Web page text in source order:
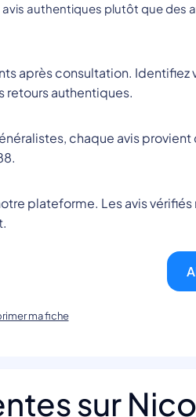
authentiques plutôt que des
après consultation. Identifiez
retours authentiques.
chaque avis provient
plateforme. Les avis
ma fiche
sur